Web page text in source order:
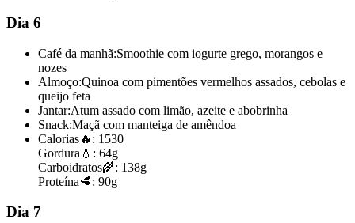
Dia 6
Café da manhã:Smoothie com iogurte grego, morangos e
nozes
Almoço:Quinoa com pimentões vermelhos assados, cebolas e
queijo feta
Jantar:Atum assado com limão, azeite e abobrinha
Snack:Maçã com manteiga de amêndoa
Calorias🔥: 1530
Gordura 💧: 64g
Carboidratos🌾: 138g
Proteína🥩: 90g
Dia 7